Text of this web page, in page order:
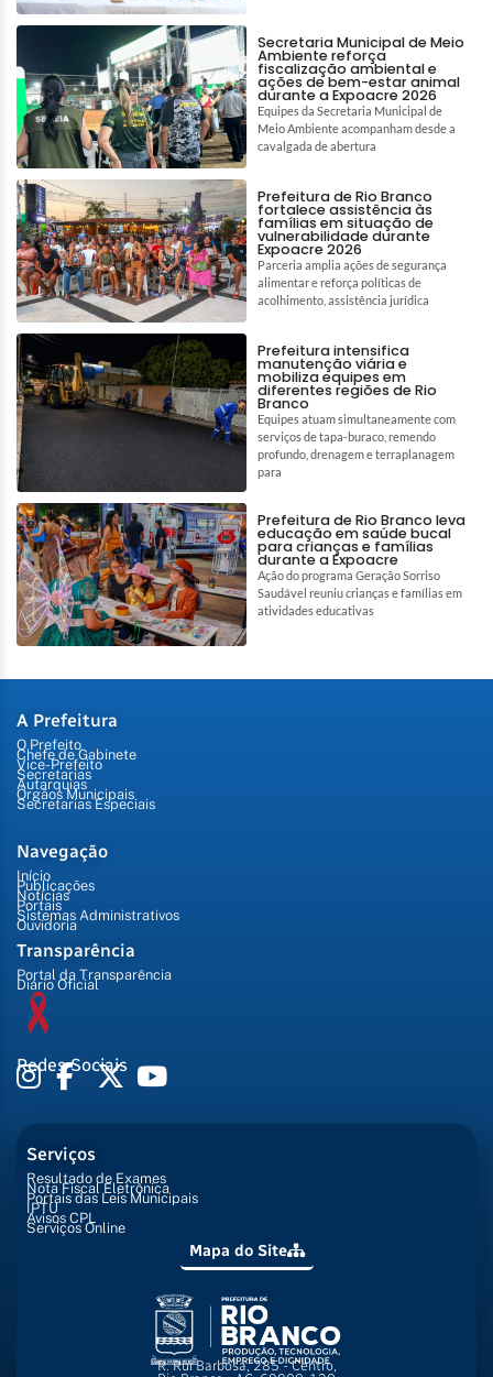
Secretaria Municipal de Meio
Ambiente reforça
fiscalização ambiental e
ações de bem-estar animal
durante a Expoacre 2026
Equipes da Secretaria Municipal de
Meio Ambiente acompanham desde a
cavalgada de abertura
Prefeitura de Rio Branco
fortalece assistência às
famílias em situação de
vulnerabilidade durante
Expoacre 2026
Parceria amplia ações de segurança
alimentar e reforça políticas de
acolhimento, assistência jurídica
Prefeitura intensifica
manutenção viária e
mobiliza equipes em
diferentes regiões de Rio
Branco
Equipes atuam simultaneamente com
serviços de tapa-buraco, remendo
profundo, drenagem e terraplanagem
para
Prefeitura de Rio Branco leva
educação em saúde bucal
para crianças e famílias
durante a Expoacre
Ação do programa Geração Sorriso
Saudável reuniu crianças e famílias em
atividades educativas
A Prefeitura
O Prefeito
Chefe de Gabinete
Vice-Prefeito
Secretarias
Autarquias
Órgãos Municipais
Secretarias Especiais
Navegação
Início
Publicações
Notícias
Portais
Sistemas Administrativos
Ouvidoria
Transparência
Portal da Transparência
Diário Oficial
Redes Sociais
Serviços
Resultado de Exames
Nota Fiscal Eletrônica
Portais das Leis Municipais
IPTU
Avisos CPL
Serviços Online
Mapa do Site
R. Rui Barbosa, 285 - Centro,